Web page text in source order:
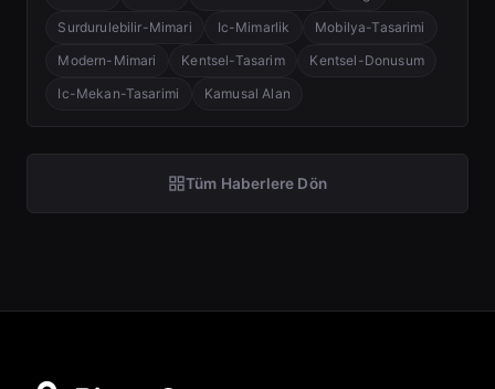
Surdurulebilir-Mimari
Ic-Mimarlik
Mobilya-Tasarimi
Modern-Mimari
Kentsel-Tasarim
Kentsel-Donusum
Ic-Mekan-Tasarimi
Kamusal Alan
Tüm Haberlere Dön